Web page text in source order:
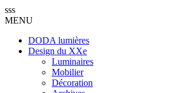
sss
MENU
DODA lumières
Design du XXe
Luminaires
Mobilier
Décoration